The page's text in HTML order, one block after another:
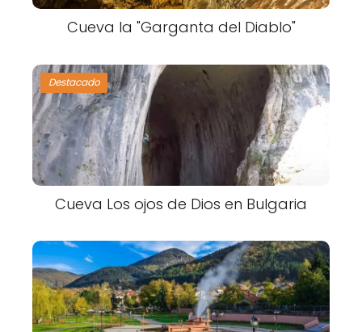
Cueva la "Garganta del Diablo"
Destacado
Cueva Los ojos de Dios en Bulgaria